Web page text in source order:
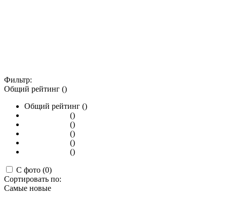
Фильтр:
Общий рейтинг ()
Общий рейтинг ()
()
()
()
()
()
С фото (0)
Сортировать по:
Самые новые